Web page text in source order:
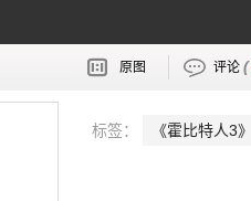
原图 评论 (
标签： 《霍比特人3》